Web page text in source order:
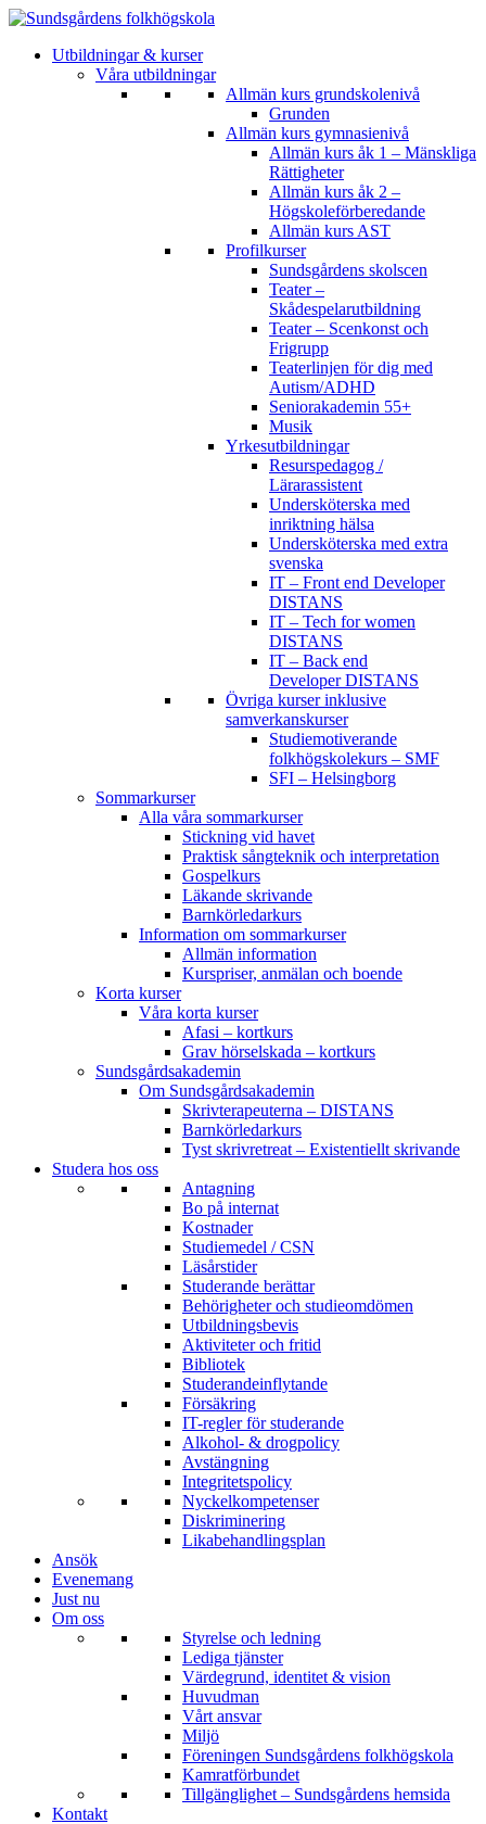
Utbildningar & kurser
Våra utbildningar
Allmän kurs grundskolenivå
Grunden
Allmän kurs gymnasienivå
Allmän kurs åk 1 – Mänskliga
Rättigheter
Allmän kurs åk 2 –
Högskoleförberedande
Allmän kurs AST
Profilkurser
Sundsgårdens skolscen
Teater –
Skådespelarutbildning
Teater – Scenkonst och
Frigrupp
Teaterlinjen för dig med
Autism/ADHD
Seniorakademin 55+
Musik
Yrkesutbildningar
Resurspedagog /
Lärarassistent
Undersköterska med
inriktning hälsa
Undersköterska med extra
svenska
IT – Front end Developer
DISTANS
IT – Tech for women
DISTANS
IT – Back end
Developer DISTANS
Övriga kurser inklusive
samverkanskurser
Studiemotiverande
folkhögskolekurs – SMF
SFI – Helsingborg
Sommarkurser
Alla våra sommarkurser
Stickning vid havet
Praktisk sångteknik och interpretation
Gospelkurs
Läkande skrivande
Barnkörledarkurs
Information om sommarkurser
Allmän information
Kurspriser, anmälan och boende
Korta kurser
Våra korta kurser
Afasi – kortkurs
Grav hörselskada – kortkurs
Sundsgårdsakademin
Om Sundsgårdsakademin
Skrivterapeuterna – DISTANS
Barnkörledarkurs
Tyst skrivretreat – Existentiellt skrivande
Studera hos oss
Antagning
Bo på internat
Kostnader
Studiemedel / CSN
Läsårstider
Studerande berättar
Behörigheter och studieomdömen
Utbildningsbevis
Aktiviteter och fritid
Bibliotek
Studerandeinflytande
Försäkring
IT-regler för studerande
Alkohol- & drogpolicy
Avstängning
Integritetspolicy
Nyckelkompetenser
Diskriminering
Likabehandlingsplan
Ansök
Evenemang
Just nu
Om oss
Styrelse och ledning
Lediga tjänster
Värdegrund, identitet & vision
Huvudman
Vårt ansvar
Miljö
Föreningen Sundsgårdens folkhögskola
Kamratförbundet
Tillgänglighet – Sundsgårdens hemsida
Kontakt